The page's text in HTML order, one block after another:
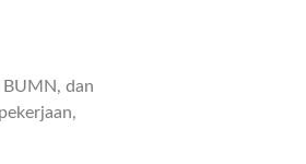
dan